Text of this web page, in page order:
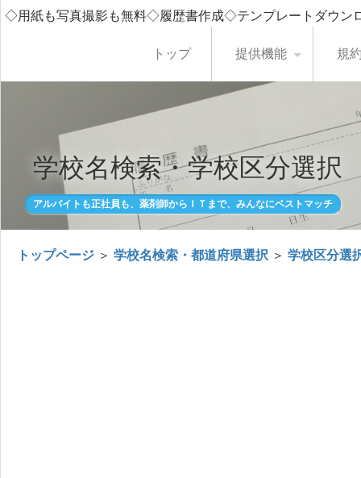
◇用紙も写真撮影も無料◇履歴書作成◇テンプレートダウ
トップ 提供機能 規
学校名検索・学校区分選択
アルバイトも正社員も、薬剤師からＩＴまで、みんなにベストマッチ
トップページ ＞ 学校名検索・都道府県選択 ＞ 学校区分選